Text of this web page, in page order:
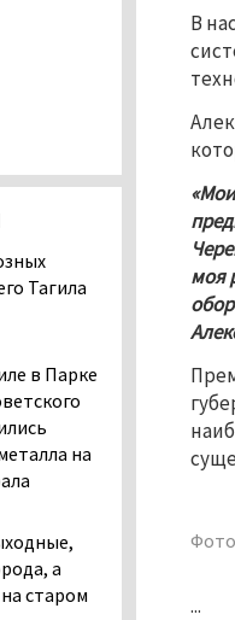
В
моя
...
Тагила
в Парке
на
а
старом